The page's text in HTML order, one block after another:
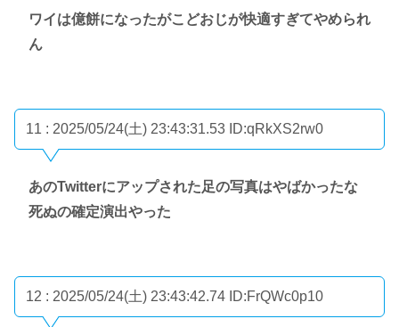
ワイは億餅になったがこどおじが快適すぎてやめられ
ん
11 : 2025/05/24(土) 23:43:31.53 ID:qRkXS2rw0
あのTwitterにアップされた足の写真はやばかったな
死ぬの確定演出やった
12 : 2025/05/24(土) 23:43:42.74 ID:FrQWc0p10